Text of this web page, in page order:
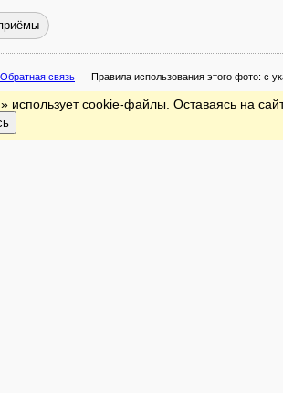
Обратная связь Правила использования этого фото: с
использует cookie-файлы. Оставаясь на